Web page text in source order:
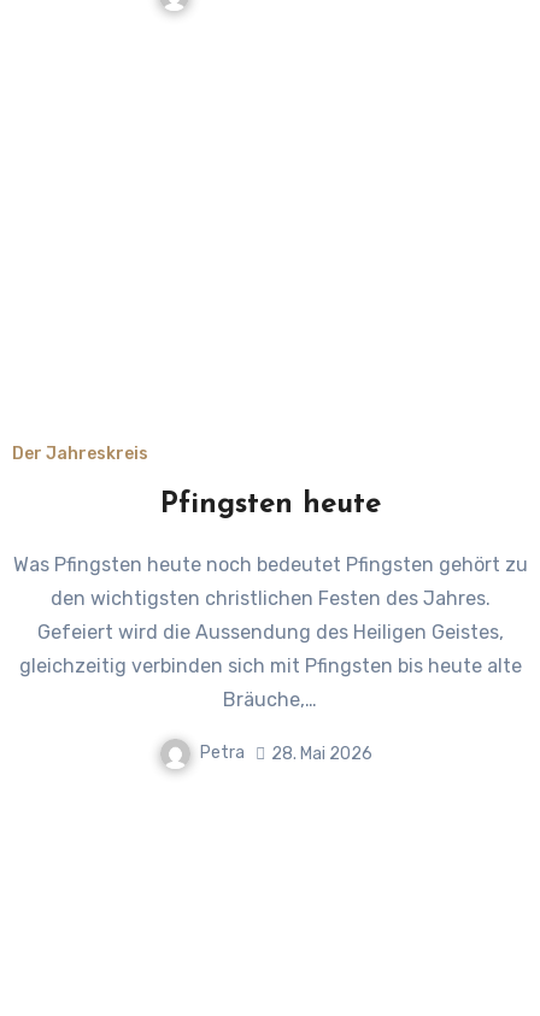
Der Jahreskreis
Pfingsten heute
Was Pfingsten heute noch bedeutet Pfingsten gehört zu
den wichtigsten christlichen Festen des Jahres.
Gefeiert wird die Aussendung des Heiligen Geistes,
gleichzeitig verbinden sich mit Pfingsten bis heute alte
Bräuche,…
Petra 28. Mai 2026